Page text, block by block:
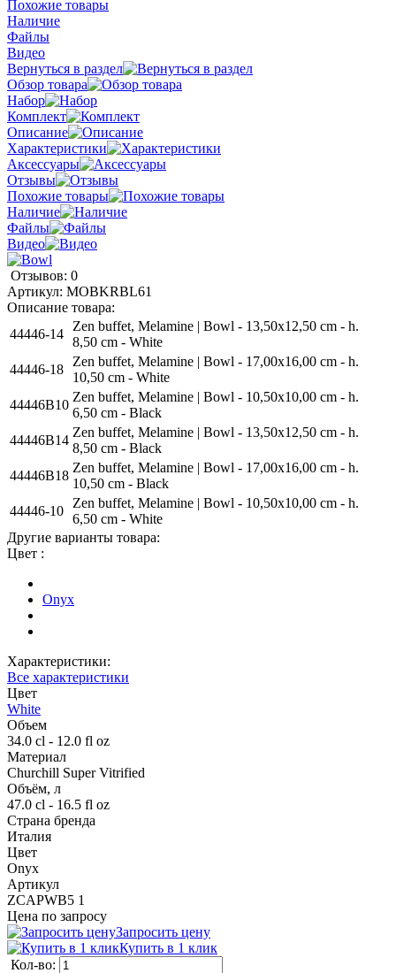
Похожие товары
Наличие
Файлы
Видео
Вернуться в раздел
Обзор товара
Набор
Комплект
Описание
Характеристики
Аксессуары
Отзывы
Похожие товары
Наличие
Файлы
Видео
Отзывов: 0
Артикул: MOBKRBL61
Описание товара:
44446-14
Zen buffet, Melamine | Bowl - 13,50x12,50 cm - h.
8,50 cm - White
44446-18
Zen buffet, Melamine | Bowl - 17,00x16,00 cm - h.
10,50 cm - White
44446B10
Zen buffet, Melamine | Bowl - 10,50x10,00 cm - h.
6,50 cm - Black
44446B14
Zen buffet, Melamine | Bowl - 13,50x12,50 cm - h.
8,50 cm - Black
44446B18
Zen buffet, Melamine | Bowl - 17,00x16,00 cm - h.
10,50 cm - Black
44446-10
Zen buffet, Melamine | Bowl - 10,50x10,00 cm - h.
6,50 cm - White
Другие варианты товара:
Цвет :
Onyx
Характеристики:
Все характеристики
Цвет
White
Объем
34.0 cl - 12.0 fl oz
Материал
Churchill Super Vitrified
Объём, л
47.0 cl - 16.5 fl oz
Страна бренда
Италия
Цвет
Onyx
Артикул
ZCAPWB5 1
Цена по запросу
Запросить цену
Купить в 1 клик
Кол-во: